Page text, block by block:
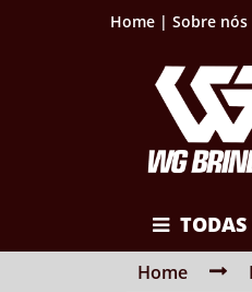
Home | Sobre nós
TODAS
Home